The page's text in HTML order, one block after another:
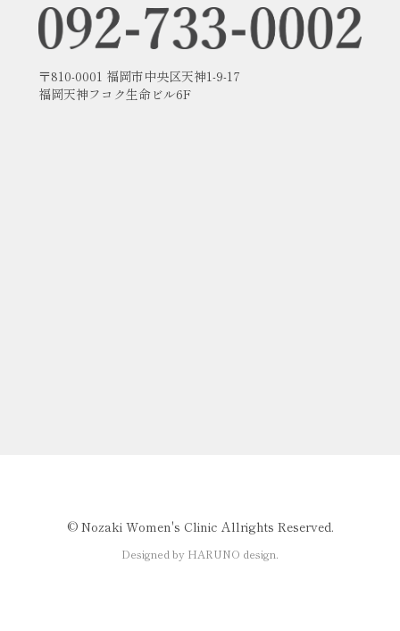
〒810-0001 福岡市中央区天神1-9-17
福岡天神フコク生命ビル6F
©️ Nozaki Women's Clinic Allrights Reserved.
Designed by HARUNO design.